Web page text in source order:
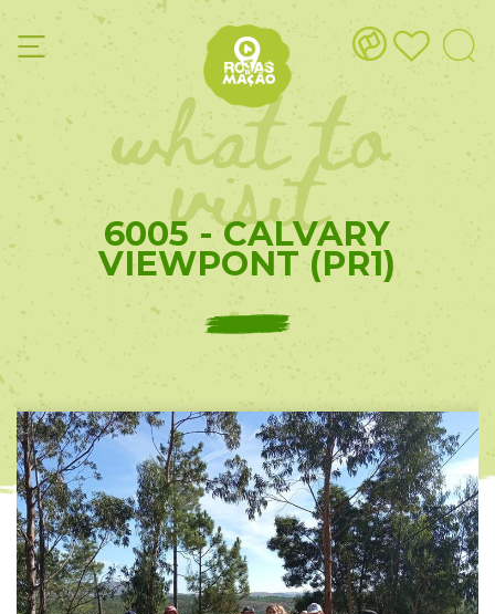
what to
visit
6005 - CALVARY
VIEWPONT (PR1)